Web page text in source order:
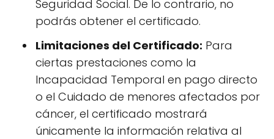
Seguridad Social. De lo contrario, no
podrás obtener el certificado.
Limitaciones del Certificado: Para
ciertas prestaciones como la
Incapacidad Temporal en pago directo
o el Cuidado de menores afectados por
cáncer, el certificado mostrará
únicamente la información relativa al